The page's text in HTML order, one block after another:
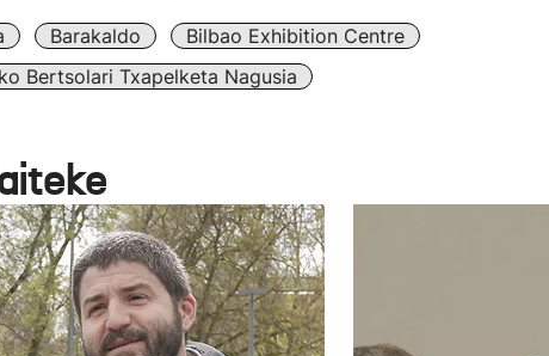
Barakaldo
Bilbao Exhibition Centre
Bertsolari Txapelketa Nagusia